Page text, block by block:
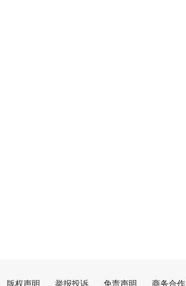
版权声明 举报投诉 免责声明 商务合作